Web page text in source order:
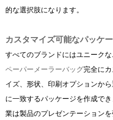
的な選択肢になります。
カスタマイズ可能なパッケ
すべてのブランドにはユニーク
ペーパーメーラーバッグ完全に
イズ、形状、印刷オプションか
に一致するパッケージを作成で
業は製品のプレゼンテーション